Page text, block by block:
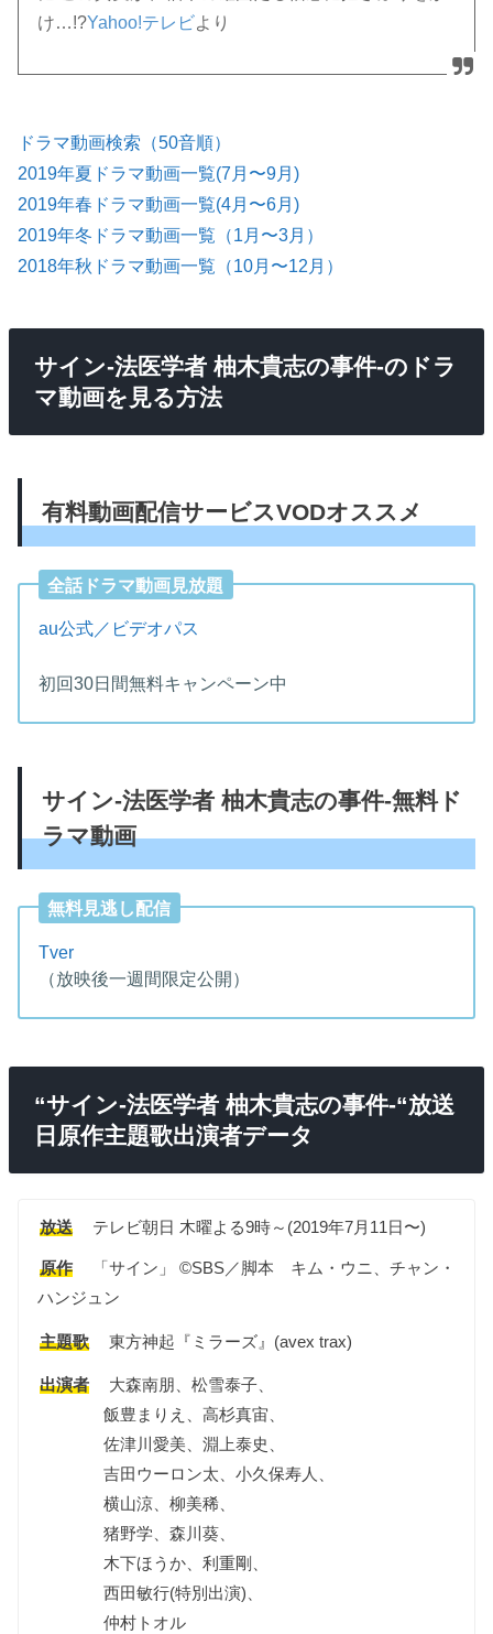
け…!?Yahoo!テレビより
ドラマ動画検索（50音順）
2019年夏ドラマ動画一覧(7月〜9月)
2019年春ドラマ動画一覧(4月〜6月)
2019年冬ドラマ動画一覧（1月〜3月）
2018年秋ドラマ動画一覧（10月〜12月）
サイン-法医学者 柚木貴志の事件-のドラ
マ動画を見る方法
有料動画配信サービスVODオススメ
全話ドラマ動画見放題
au公式／ビデオパス
初回30日間無料キャンペーン中
サイン-法医学者 柚木貴志の事件-無料ド
ラマ動画
無料見逃し配信
Tver
（放映後一週間限定公開）
“サイン-法医学者 柚木貴志の事件-“放送
日原作主題歌出演者データ
放送 テレビ朝日 木曜よる9時～(2019年7月11日〜)
原作
「サイン」 ©SBS／脚本 キム・ウニ、チャン・
ハンジュン
主題歌 東方神起『ミラーズ』(avex trax)
出演者
大森南朋、松雪泰子、
飯豊まりえ、高杉真宙、
佐津川愛美、淵上泰史、
吉田ウーロン太、小久保寿人、
横山涼、柳美稀、
猪野学、森川葵、
木下ほうか、利重剛、
西田敏行(特別出演)、
仲村トオル